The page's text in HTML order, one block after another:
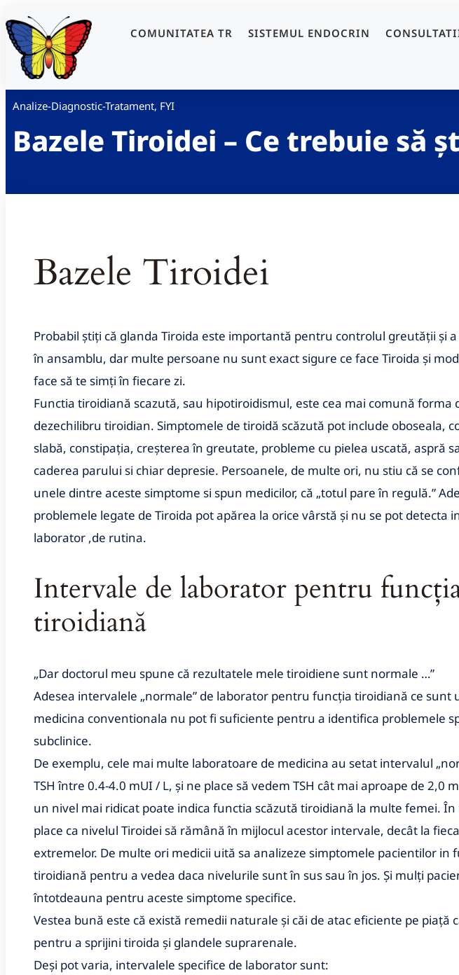
COMUNITATEA TR SISTEMUL ENDOCRIN
Analize-Diagnostic-Tratament, FYI
Bazele Tiroidei – Ce trebuie să
Bazele Tiroidei
Probabil știți că glanda Tiroida este importantă pentru controlul greutății și
în ansamblu, dar multe persoane nu sunt exact sigure ce face Tiroida și
face să te simți în fiecare zi.
Functia tiroidiană scazută, sau hipotiroidismul, este cea mai comună forma
dezechilibru tiroidian. Simptomele de tiroidă scăzută pot include oboseala,
slabă, constipația, creșterea în greutate, probleme cu pielea uscată, aspră
caderea parului si chiar depresie. Persoanele, de multe ori, nu stiu că se
unele dintre aceste simptome si spun medicilor, că „totul pare în regulă.”
problemele legate de Tiroida pot apărea la orice vârstă și nu se pot detecta
laborator ,de rutina.
Intervale de laborator pentru
tiroidiană
„Dar doctorul meu spune că rezultatele mele tiroidiene sunt normale …”
Adesea intervalele „normale” de laborator pentru funcția tiroidiană ce sunt
medicina conventionala nu pot fi suficiente pentru a identifica problemele
subclinice.
De exemplu, cele mai multe laboratoare de medicina au setat intervalul
TSH între 0.4-4.0 mUI / L, şi ne place să vedem TSH cât mai aproape de 2,0
un nivel mai ridicat poate indica functia scăzută tiroidiană la multe femei. În
place ca nivelul Tiroidei să rămână în mijlocul acestor intervale, decât la
extremelor. De multe ori medicii uită sa analizeze simptomele pacientilor in
tiroidiană pentru a vedea daca nivelurile sunt în sus sau în jos. Și mulți
întotdeauna pentru aceste simptome specifice.
Vestea bună este că există remedii naturale și căi de atac eficiente pe piață
pentru a sprijini tiroida şi glandele suprarenale.
Deși pot varia, intervalele specifice de laborator sunt: